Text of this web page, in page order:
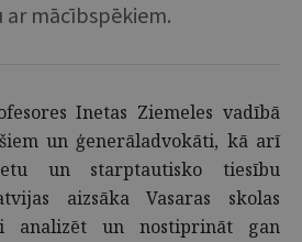
ar mācībspēkiem.
Inetas Ziemeles vadībā
un ģenerāladvokāti, kā arī
un starptautisko tiesību
aizsāka Vasaras skolas
analizēt un nostiprināt gan